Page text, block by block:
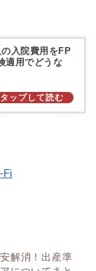
入院費用をFP
適用でどうな
Fi
解消！出産準